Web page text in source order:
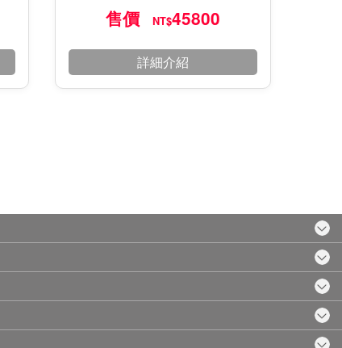
售價 NT$45800
詳細介紹